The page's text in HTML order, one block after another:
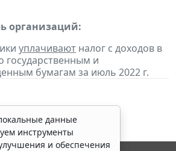
организаций:
уплачивают налог с доходов в
государственным и
бумагам за июль 2022 г.
данные
инструменты
и обеспечения